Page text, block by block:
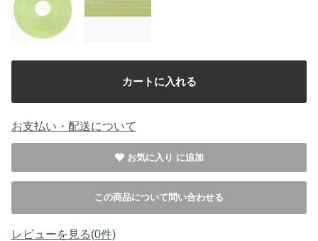
お支払い・配送について
お気に入り
この商品について問い合わせる
レビューを見る(0件)